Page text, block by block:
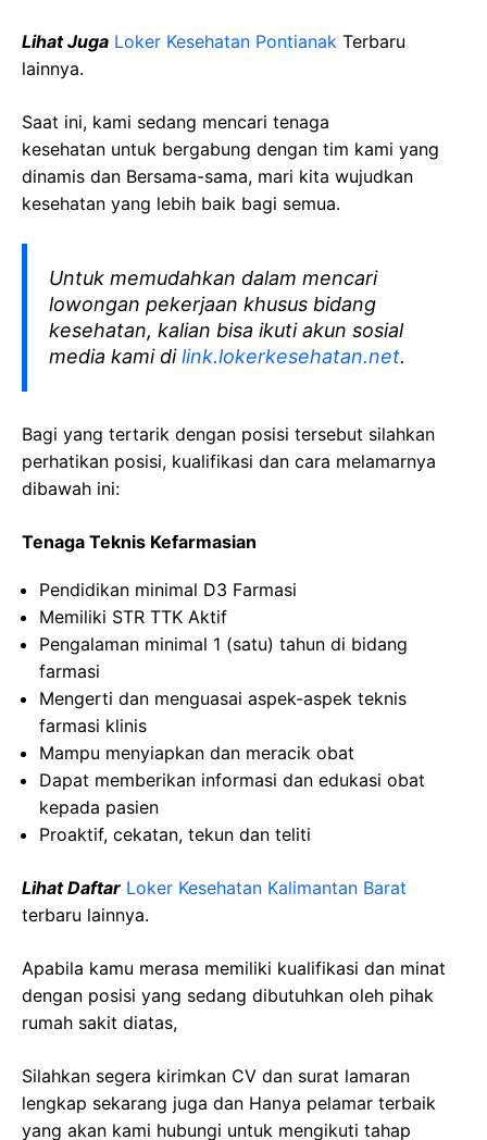
Lihat Juga Loker Kesehatan Pontianak Terbaru
lainnya.
Saat ini, kami sedang mencari tenaga
kesehatan untuk bergabung dengan tim kami yang
dinamis dan Bersama-sama, mari kita wujudkan
kesehatan yang lebih baik bagi semua.
Untuk memudahkan dalam mencari
lowongan pekerjaan khusus bidang
kesehatan, kalian bisa ikuti akun sosial
media kami dilink.lokerkesehatan.net.
Bagi yang tertarik dengan posisi tersebut silahkan
perhatikan posisi, kualifikasi dan cara melamarnya
dibawah ini:
Tenaga Teknis Kefarmasian
Pendidikan minimal D3 Farmasi
Memiliki STR TTK Aktif
Pengalaman minimal 1 (satu) tahun di bidang
farmasi
Mengerti dan menguasai aspek-aspek teknis
farmasi klinis
Mampu menyiapkan dan meracik obat
Dapat memberikan informasi dan edukasi obat
kepada pasien
Proaktif, cekatan, tekun dan teliti
Lihat Daftar Loker Kesehatan Kalimantan Barat
terbaru lainnya.
Apabila kamu merasa memiliki kualifikasi dan minat
dengan posisi yang sedang dibutuhkan oleh pihak
rumah sakit diatas,
Silahkan segera kirimkan CV dan surat lamaran
lengkap sekarang juga dan Hanya pelamar terbaik
yang akan kami hubungi untuk mengikuti tahap